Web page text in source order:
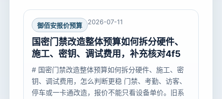
御佰安报价预算 2026-07-11
国密门禁改造整体预算如何拆分硬件、
施工、密钥、调试费用，补充核对4f5
# 国密门禁改造整体预算如何拆分硬件、施工、密
钥、调试费用，怎么判断更稳 门禁、考勤、访客、
停车或一卡通改造，报价不能只看设备单价。旧系